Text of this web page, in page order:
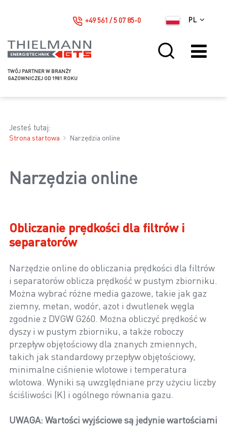
TWÓJ PARTNER W BRANŻY
GAZOWNICZEJ OD 1981 ROKU
PL
+49 561 / 5 07 85-0
Jesteś tutaj:
Strona startowa Narzędzia online
Narzędzia online
Obliczanie prędkości dla filtrów i
separatorów
Narzędzie online do obliczania prędkości dla filtrów
i separatorów oblicza prędkość w pustym zbiorniku.
Można wybrać różne media gazowe, takie jak gaz
ziemny, metan, wodór, azot i dwutlenek węgla
zgodnie z DVGW G260. Można obliczyć prędkość w
dyszy i w pustym zbiorniku, a także roboczy
przepływ objętościowy dla znanych zmiennych,
takich jak standardowy przepływ objętościowy,
minimalne ciśnienie wlotowe i temperatura
wlotowa. Wyniki są uwzględniane przy użyciu liczby
ściśliwości (K) i ogólnego równania gazu.
UWAGA: Wartości wyjściowe są jedynie wartościami